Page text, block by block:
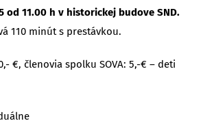
od 11.00 h v historickej budove SND.
110 minút s prestávkou.
€, členovia spolku SOVA: 5,-€ – deti